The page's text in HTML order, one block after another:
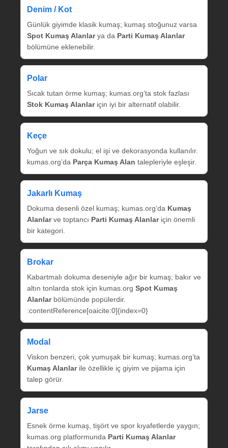
Denim / Kot
Günlük giyimde klasik kumaş; kumaş stoğunuz varsa
Spot Kumaş Alanlarya da Parti Kumaş Alanlar
bölümüne eklenebilir.
Polar
Sıcak tutan örme kumaş; kumas.org’ta stok fazlası
Stok Kumaş Alanlariçin iyi bir alternatif olabilir.
Keçe
Yoğun ve sık dokulu; el işi ve dekorasyonda kullanılır.
kumas.org’da Parça Kumaş Alan talepleriyle eşleşir.
Jakarlı Kumaş
Dokuma desenli özel kumaş; kumas.org’da Kumaş
Alanlarve toptancı Parti Kumaş Alanlariçin önemli
bir kategori.
Brokar
Kabartmalı dokuma deseniyle ağır bir kumaş; bakır ve
altın tonlarda stok için kumas.org Spot Kumaş
Alanlarbölümünde popülerdir.
:contentReference[oaicite:0]{index=0}
Modal
Viskon benzeri, çok yumuşak bir kumaş; kumas.org’ta
Kumaş Alanlarile özellikle iç giyim ve pijama için
talep görür.
Jarse
Esnek örme kumaş, tişört ve spor kıyafetlerde yaygın;
kumas.org platformunda Parti Kumaş Alanlar